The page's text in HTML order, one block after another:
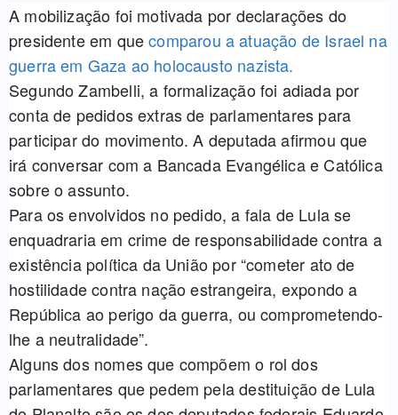
A mobilização foi motivada por declarações do
presidente em quecomparou a atuação de Israel na
guerra em Gaza ao holocausto nazista.
Segundo Zambelli, a formalização foi adiada por
conta de pedidos extras de parlamentares para
participar do movimento. A deputada afirmou que
irá conversar com a Bancada Evangélica e Católica
sobre o assunto.
Para os envolvidos no pedido, a fala de Lula se
enquadraria em crime de responsabilidade contra a
existência política da União por “cometer ato de
hostilidade contra nação estrangeira, expondo a
República ao perigo da guerra, ou comprometendo-
lhe a neutralidade”.
Alguns dos nomes que compõem o rol dos
parlamentares que pedem pela destituição de Lula